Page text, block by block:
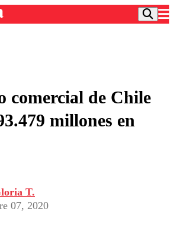
TV
Chilena
Internacional
en medios
comercial de Chile
millones en
T.
07, 2020